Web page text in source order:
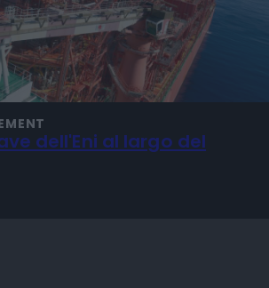
dell'Eni al largo del